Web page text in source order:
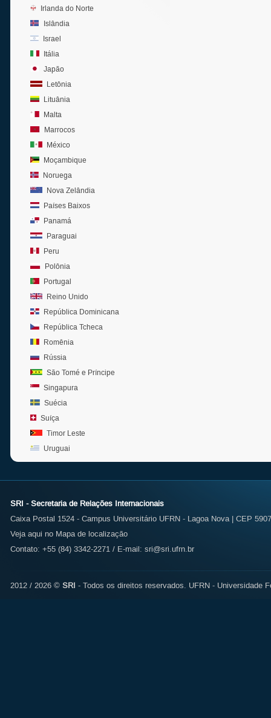
Irlanda do Norte
Islândia
Israel
Itália
Japão
Letônia
Lituânia
Malta
Marrocos
México
Moçambique
Noruega
Nova Zelândia
Países Baixos
Panamá
Paraguai
Peru
Polônia
Portugal
Reino Unido
República Dominicana
República Tcheca
Romênia
Rússia
São Tomé e Príncipe
Singapura
Suécia
Suíça
Timor Leste
Uruguai
SRI - Secretaria de Relações Internacionais
Caixa Postal 1524 - Campus Universitário UFRN - Lagoa Nova | CEP
Veja aqui no Mapa de localização
Contato: +55 (84) 3342-2271 / E-mail: sri@sri.ufrn.br
2012 / 2026 © SRI - Todos os direitos reservados. UFRN - Universidade